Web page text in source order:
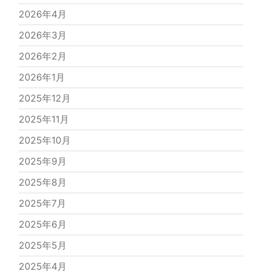
2026年4月
2026年3月
2026年2月
2026年1月
2025年12月
2025年11月
2025年10月
2025年9月
2025年8月
2025年7月
2025年6月
2025年5月
2025年4月